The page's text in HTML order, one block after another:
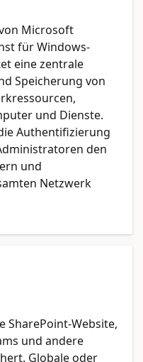
Microsoft
für Windows-
eine zentrale
Speicherung von
und Dienste.
Authentifizierung
den
und
Netzwerk
SharePoint-Website,
und andere
Globale oder